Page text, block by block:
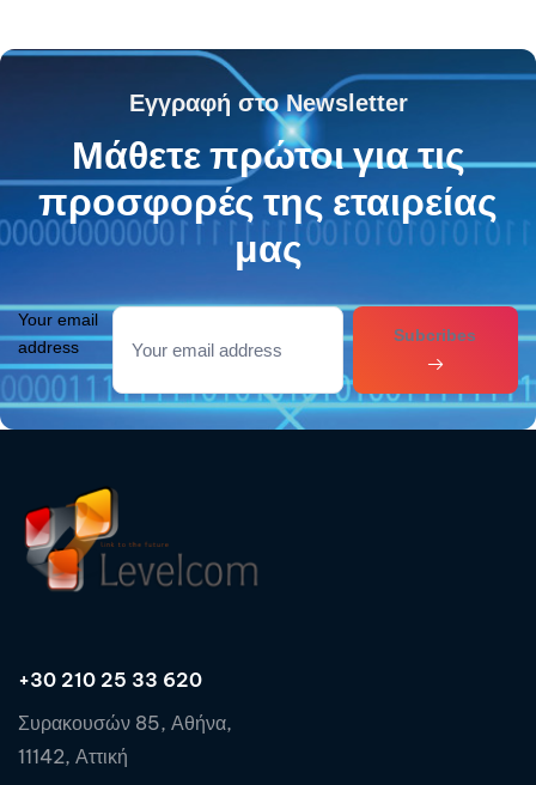
Εγγραφή στο Newsletter
Μάθετε πρώτοι για τις
προσφορές της εταιρείας
μας
Your email
address
Subcribes
+30 210 25 33 620
Συρακουσών 85, Αθήνα,
11142, Αττική